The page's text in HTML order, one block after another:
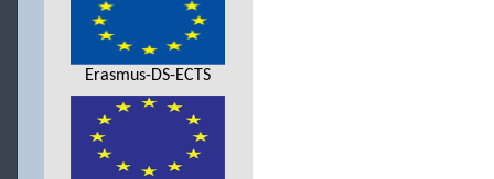
Erasmus-DS-ECTS